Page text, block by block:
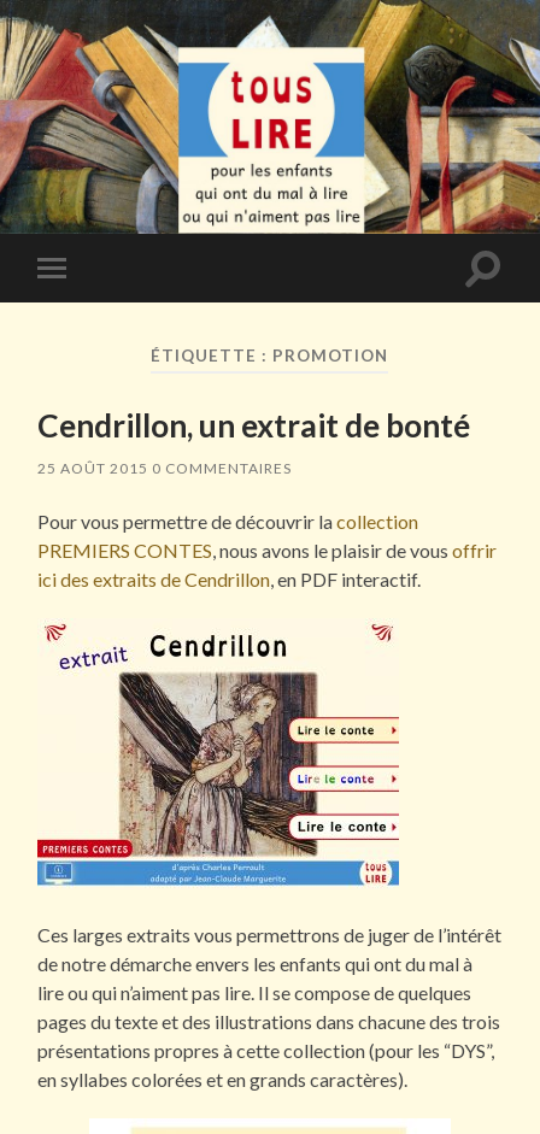
Toggle
mobile
Toggle
ÉTIQUETTE : PROMOTION
Cendrillon, un extrait de bonté
25 AOÛT 2015 0 COMMENTAIRES
Pour vous permettre de découvrir lacollection
PREMIERS CONTES, nous avons le plaisir de vousoffrir
ici des extraits de Cendrillon, en PDF interactif.
Ces larges extraits vous permettrons de juger de l’intérêt
de notre démarche envers les enfants qui ont du mal à
lire ou qui n’aiment pas lire. Il se compose de quelques
pages du texte et des illustrations dans chacune des trois
présentations propres à cette collection (pour les “DYS”,
en syllabes colorées et en grands caractères).